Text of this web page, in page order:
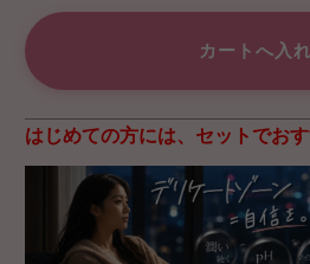
はじめての方には、セットでお